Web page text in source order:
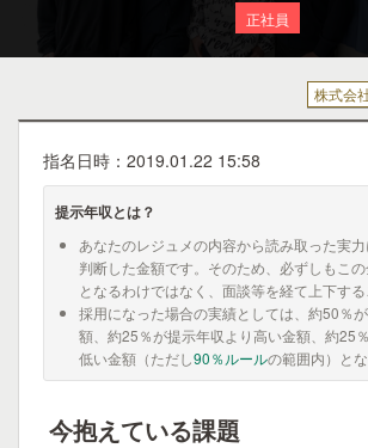
正社員
株式会
指名日時：2019.01.22 15:58
提示年収とは？
あなたのレジュメの内容から読み取った実
判断した金額です。そのため、必ずしもこ
となるわけではなく、面談等を経て上下する
採用になった場合の実績としては、約50％
額、約25％が提示年収より高い金額、約25
低い金額（ただし90％ルールの範囲内）とな
今抱えている課題